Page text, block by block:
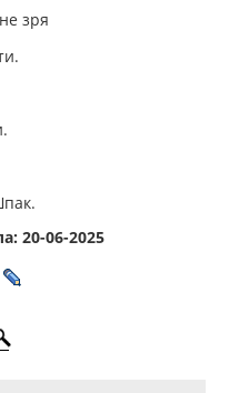
зря
20-06-2025